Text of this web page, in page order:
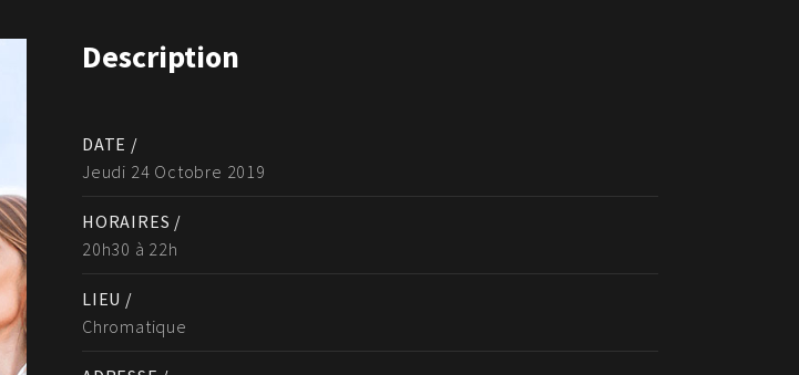
Description
DATE /
Jeudi 24 Octobre 2019
HORAIRES /
20h30 à 22h
LIEU /
Chromatique